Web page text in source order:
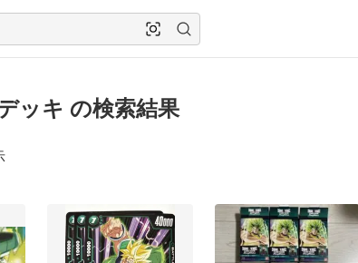
ッキ の検索結果